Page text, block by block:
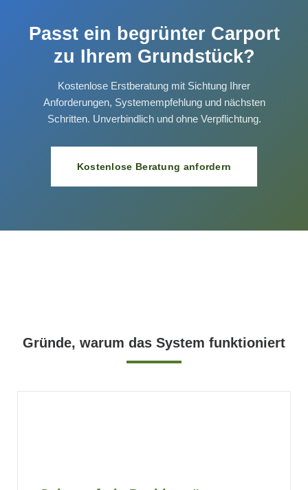
Passt ein begrünter Carport
zu Ihrem Grundstück?
Kostenlose Erstberatung mit Sichtung Ihrer
Anforderungen, Systemempfehlung und nächsten
Schritten. Unverbindlich und ohne Verpflichtung.
Kostenlose Beratung anfordern
Gründe, warum das System funktioniert